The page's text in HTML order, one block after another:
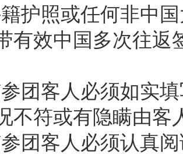
护照或任何非中
有效中国多次往返
团客人必须如实
不符或有隐瞒由客
团客人必须认真